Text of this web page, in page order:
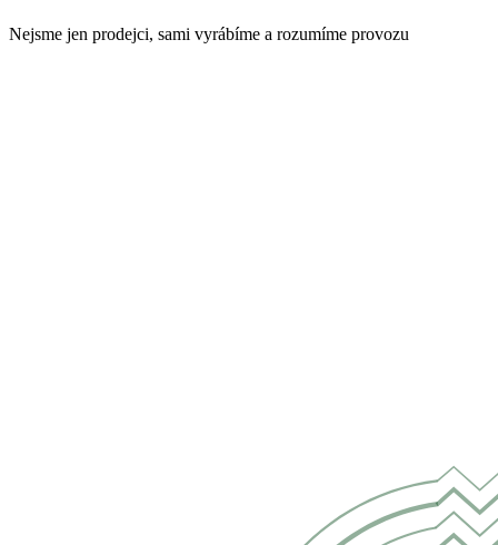
Nejsme jen prodejci, sami vyrábíme a rozumíme provozu